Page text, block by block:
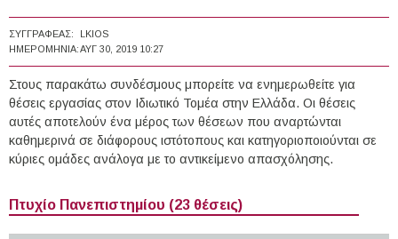
ΣΥΓΓΡΑΦΈΑΣ:
LKIOS
ΗΜΕΡΟΜΗΝΊΑ:ΑΥΓ 30, 2019 10:27
Στους παρακάτω συνδέσμους μπορείτε να ενημερωθείτε για
θέσεις εργασίας στον Ιδιωτικό Τομέα στην Ελλάδα. Οι θέσεις
αυτές αποτελούν ένα μέρος των θέσεων που αναρτώνται
καθημερινά σε διάφορους ιστότοπους και κατηγοριοποιούνται σε
κύριες ομάδες ανάλογα με το αντικείμενο απασχόλησης.
Πτυχίο Πανεπιστημίου (23 θέσεις)